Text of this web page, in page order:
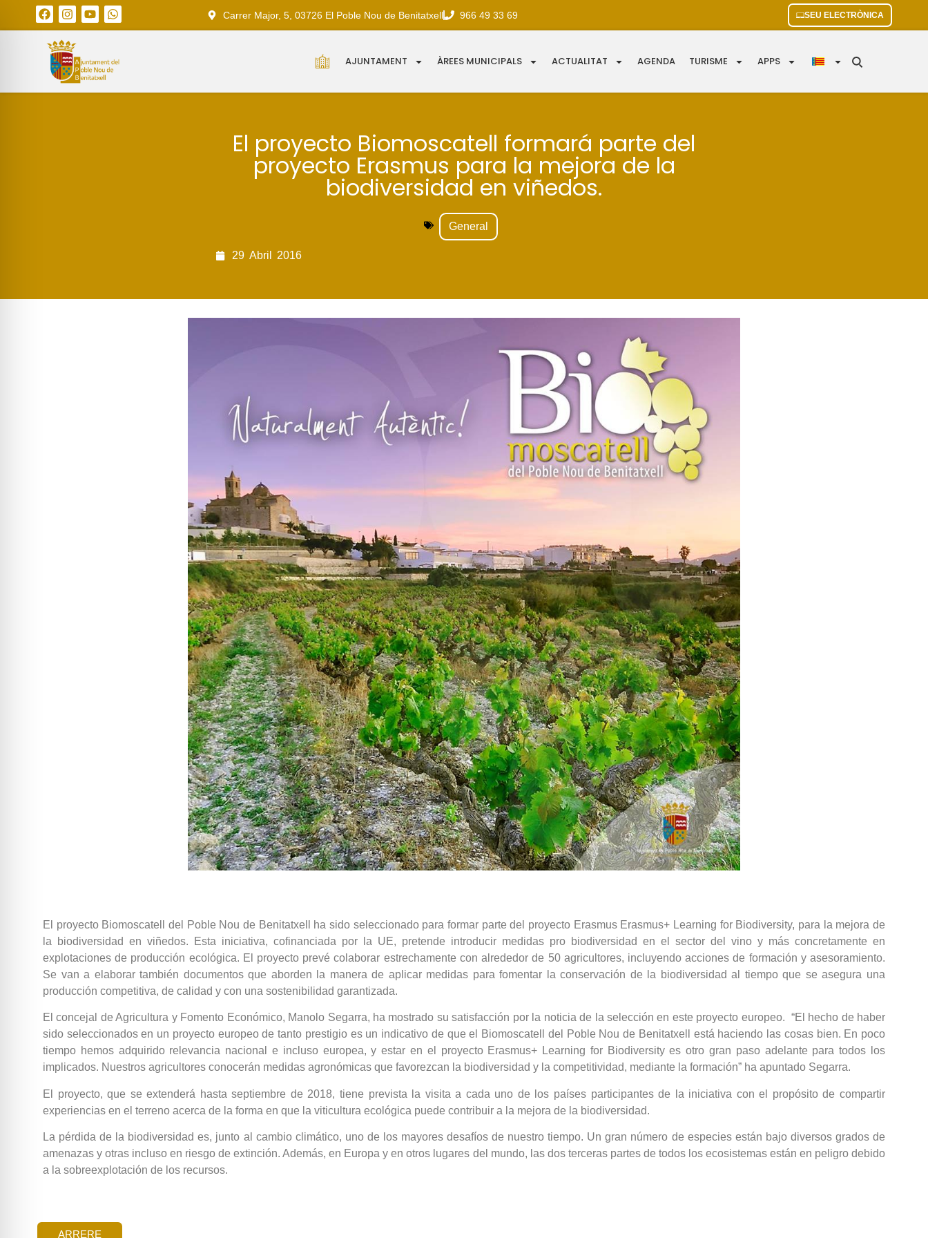
Carrer Major, 5, 03726 El Poble Nou de Benitatxell 966 49 33 69 SEU ELECTRÒNICA
AJUNTAMENT ÀREES MUNICIPALS ACTUALITAT AGENDA TURISME APPS
El proyecto Biomoscatell formará parte del
proyecto Erasmus para la mejora de la
biodiversidad en viñedos.
General
29 Abril 2016
El proyecto Biomoscatell del Poble Nou de Benitatxell ha sido seleccionado para formar parte del proyecto Erasmus Erasmus+ Learning for Biodiversity, para la mejora de
la biodiversidad en viñedos. Esta iniciativa, cofinanciada por la UE, pretende introducir medidas pro biodiversidad en el sector del vino y más concretamente en
explotaciones de producción ecológica. El proyecto prevé colaborar estrechamente con alrededor de 50 agricultores, incluyendo acciones de formación y asesoramiento.
Se van a elaborar también documentos que aborden la manera de aplicar medidas para fomentar la conservación de la biodiversidad al tiempo que se asegura una
producción competitiva, de calidad y con una sostenibilidad garantizada.
El concejal de Agricultura y Fomento Económico, Manolo Segarra, ha mostrado su satisfacción por la noticia de la selección en este proyecto europeo. “El hecho de haber
sido seleccionados en un proyecto europeo de tanto prestigio es un indicativo de que el Biomoscatell del Poble Nou de Benitatxell está haciendo las cosas bien. En poco
tiempo hemos adquirido relevancia nacional e incluso europea, y estar en el proyecto Erasmus+ Learning for Biodiversity es otro gran paso adelante para todos los
implicados. Nuestros agricultores conocerán medidas agronómicas que favorezcan la biodiversidad y la competitividad, mediante la formación” ha apuntado Segarra.
El proyecto, que se extenderá hasta septiembre de 2018, tiene prevista la visita a cada uno de los países participantes de la iniciativa con el propósito de compartir
experiencias en el terreno acerca de la forma en que la viticultura ecológica puede contribuir a la mejora de la biodiversidad.
La pérdida de la biodiversidad es, junto al cambio climático, uno de los mayores desafíos de nuestro tiempo. Un gran número de especies están bajo diversos grados de
amenazas y otras incluso en riesgo de extinción. Además, en Europa y en otros lugares del mundo, las dos terceras partes de todos los ecosistemas están en peligro debido
a la sobreexplotación de los recursos.
ARRERE